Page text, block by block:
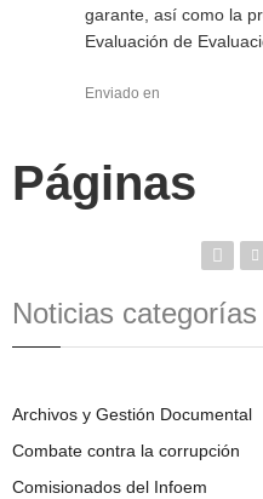
garante, así como la
Evaluación de
Enviado en
Páginas
Noticias categorías
Archivos y Gestión Documental
Combate contra la corrupción
Comisionados del Infoem